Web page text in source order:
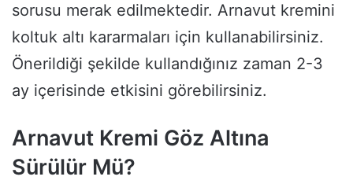
sorusu merak edilmektedir. Arnavut kremini
koltuk altı kararmaları için kullanabilirsiniz.
Önerildiği şekilde kullandığınız zaman 2-3
ay içerisinde etkisini görebilirsiniz.
Arnavut Kremi Göz Altına
Sürülür Mü?